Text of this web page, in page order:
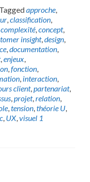
Taggedapproche,
,classification,
complexité,concept,
insight,design,
,documentation,
,enjeux,
,fonction,
, interaction,
client,partenariat,
,projet,relation,
,tension,théorie U,
, UX,visuel 1